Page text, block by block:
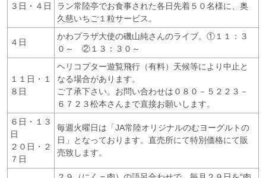
３日・４日
ラン常陸亭でお食事された各日先着５０名様に、奥
久慈いちご１粒サービス。
４日
かわプラザ大使の磯山純さんのライブ。①１１：３
０～ ②１３：３０～
１１日・１
８日
ヘリコプター遊覧飛行（有料）天候等により中止と
なる場合があります。
ご了承下さい。お問い合わせは０８０－５２２３－
６７２３松本さんまで直接お願いします。
６日・１３
日
２０日・２
７日
毎週火曜日は「JA常陸オリジナルのむヨーグルトの
日」となっております。直売所にて特別価格にて販
売致します。